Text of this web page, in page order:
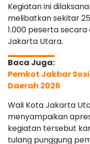
Kegiatan ini
melibatkan sekitar
1.000 peserta
Jakarta Utara.
Pemkot Jakbar
Daerah 2026
Wali Kota Jakarta
menyampaikan
kegiatan tersebut
tulang punggung